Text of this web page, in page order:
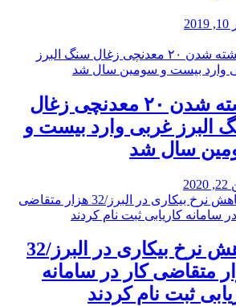
کشته شدن ۲۰ معدنچی زغال
البرز غربی وارد بیست و
سال شد
کاهش نرخ بیکاری در البرز/32
متقاضی کار در سامانه
ثبت نام کردند